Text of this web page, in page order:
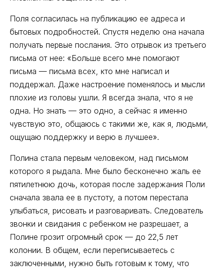
Поля согласилась на публикацию ее адреса и
бытовых подробностей. Спустя неделю она начала
получать первые послания. Это отрывок из третьего
письма от нее: «Больше всего мне помогают
письма — письма всех, кто мне написал и
поддержал. Даже настроение поменялось и мысли
плохие из головы ушли. Я всегда знала, что я не
одна. Но знать — это одно, а сейчас я именно
чувствую это, общаюсь с такими же, как я, людьми,
ощущаю поддержку и верю в лучшее».
Полина стала первым человеком, над письмом
которого я рыдала. Мне было бесконечно жаль ее
пятилетнюю дочь, которая после задержания Поли
сначала звала ее в пустоту, а потом перестала
улыбаться, рисовать и разговаривать. Следователь
звонки и свидания с ребенком не разрешает, а
Полине грозит огромный срок — до 22,5 лет
колонии. В общем, если переписываетесь с
заключенными, нужно быть готовым к тому, что